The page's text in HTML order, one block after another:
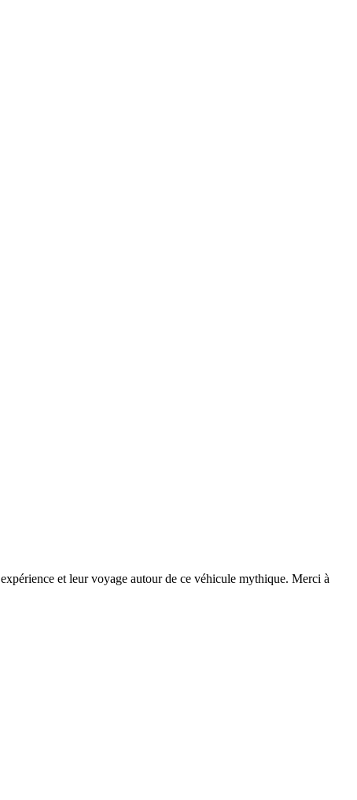
et leur voyage autour de ce véhicule mythique. Merci à